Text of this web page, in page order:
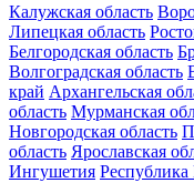
Калужская область
Липецкая область
Белгородская область
Волгоградская область
край Архангельская
область Мурманская
Новгородская область
область Ярославская
Ингушетия